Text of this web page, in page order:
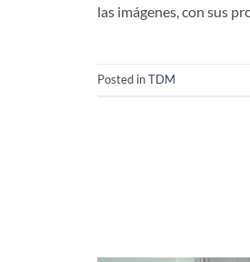
las imágenes, con sus
Posted inTDM